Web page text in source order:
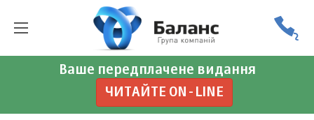
Ваше передплачене видання
ЧИТАЙТЕ ON-LINE